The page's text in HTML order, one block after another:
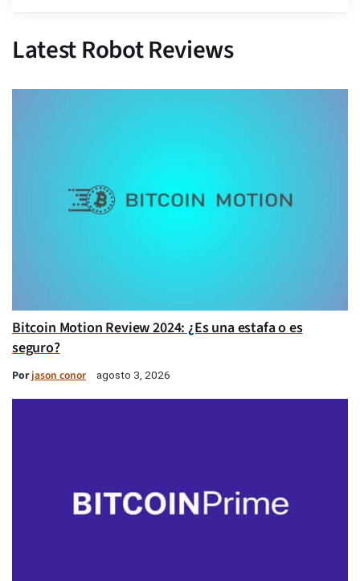
Latest Robot Reviews
Bitcoin Motion Review 2024: ¿Es una estafa o es
seguro?
Porjason conor agosto 3, 2026